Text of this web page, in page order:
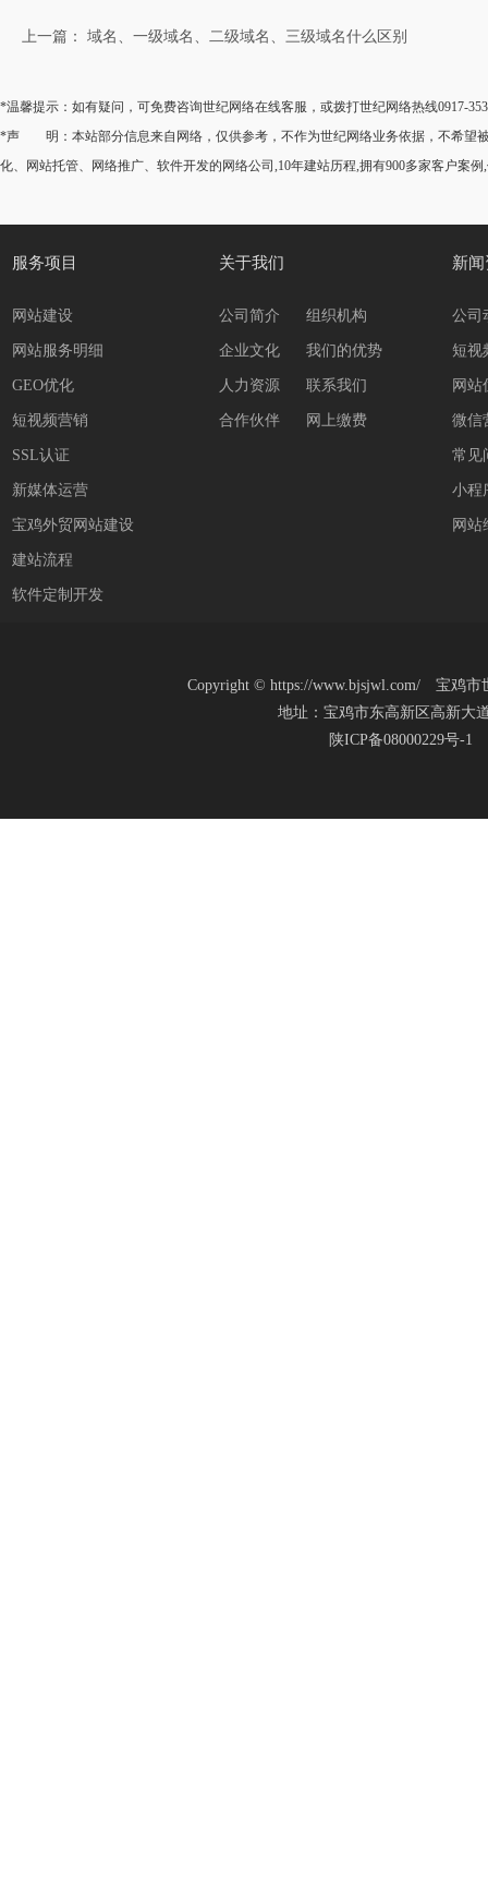
上一篇： 域名、一级域名、二级域名、三级域名什么区别
*温馨提示：如有疑问，可免费咨询世纪网络在线客服，或拨打世纪网络热线0917-
*声 明：本站部分信息来自网络，仅供参考，不作为世纪网络业务依据，不希望被
化、网站托管、网络推广、软件开发的网络公司,10年建站历程,拥有900多家客户案例
服务项目
网站建设
网站服务明细
GEO优化
短视频营销
SSL认证
新媒体运营
宝鸡外贸网站建设
建站流程
软件定制开发
关于我们
公司简介 组织机构
企业文化 我们的优势
人力资源 联系我们
合作伙伴 网上缴费
新
公司
短视
网站
微信
常见
小程
网站
Copyright © https://www.bjsjwl.com/ 宝鸡
地址：宝鸡市东高新区高新大
陕ICP备08000229号-1